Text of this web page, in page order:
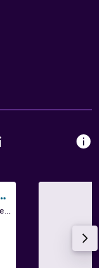
Gate Dubai